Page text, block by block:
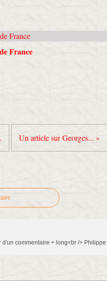
France
Un article sur Georges... »
d'un commentaire + long<br /> Philippe